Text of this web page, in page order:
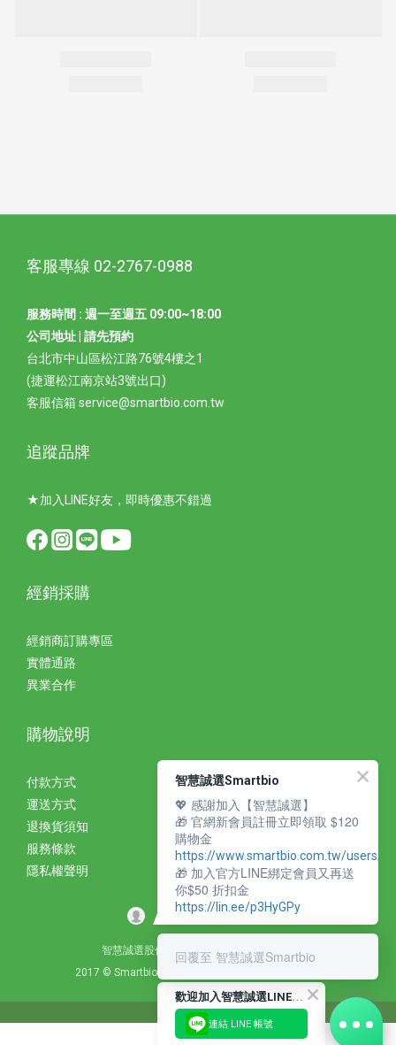
客服專線 02-2767-0988
服務時間 : 週一至週五 09:00~18:00
公司地址 | 請先預約
台北市中山區松江路76號4樓之1
(捷運松江南京站3號出口)
客服信箱 service@smartbio.com.tw
追蹤品牌
★加入LINE好友，即時優惠不錯過
經銷採購
經銷商訂購專區
實體通路
異業合作
購物說明
付款方式
運送方式
退換貨須知
服務條款
隱私權聲明
智慧誠選股份有限公司 統編：27310393
2017 © Smartbio Corporation. All Rights Reserved.
歡
迎加入智慧誠選LINE好友
連結 LINE 帳號
智慧誠選Smartbio
💖 感謝加入【智慧誠選】
🎁 官網新會員註冊立即領取 $120
購物金
https://www.smartbio.com.tw/users/
🎁 加入官方LINE綁定會員又再送
你$50 折扣金
https://lin.ee/p3HyGPy
回覆至 智慧誠選Smartbio